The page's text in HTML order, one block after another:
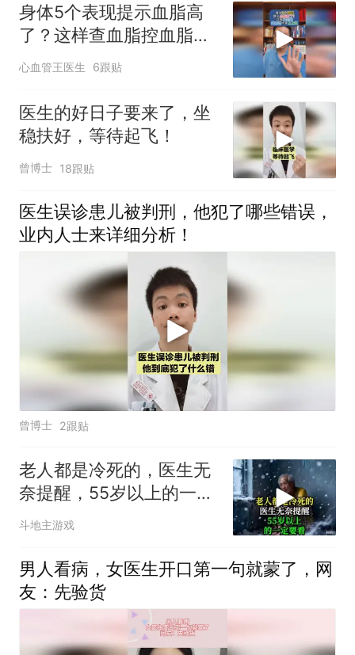
身体5个表现提示血脂高
了？这样查血脂控血脂才
是上上策！
心血管王医生 6跟贴
医生的好日子要来了，坐
稳扶好，等待起飞！
曾博士 18跟贴
医生误诊患儿被判刑，他犯了哪些错误，
业内人士来详细分析！
曾博士 2跟贴
老人都是冷死的，医生无
奈提醒，55岁以上的一定
要看！
斗地主游戏
男人看病，女医生开口第一句就蒙了，网
友：先验货